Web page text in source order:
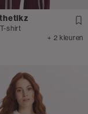
shirt
+ 2 kleuren